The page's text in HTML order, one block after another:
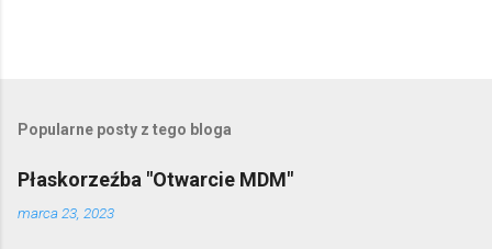
Popularne posty z tego bloga
Płaskorzeźba "Otwarcie MDM"
marca 23, 2023